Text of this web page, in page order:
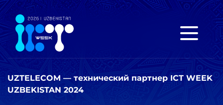
UZTELECOM — технический партнер ICT WEEK
UZBEKISTAN 2024